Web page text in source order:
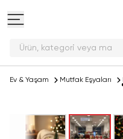
Ürün, kategori v
Ev & Yaşam Mutfak Eşyaları